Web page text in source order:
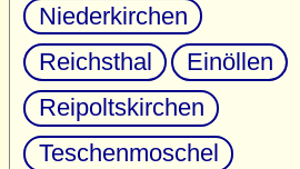
Niederkirchen
Reichsthal
Einöllen
Reipoltskirchen
Teschenmoschel